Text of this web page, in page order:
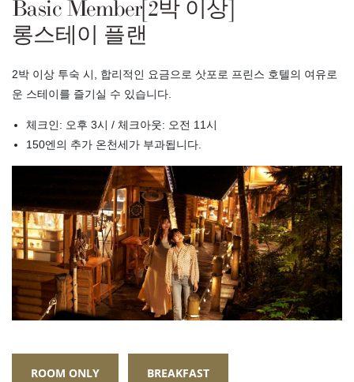
Basic Member[2박 이상]
롱스테이 플랜
2박 이상 투숙 시, 합리적인 요금으로 삿포로 프린스 호텔의 여유로
운 스테이를 즐기실 수 있습니다.
체크인: 오후 3시 / 체크아웃: 오전 11시
150엔의 추가 온천세가 부과됩니다.
ROOM ONLY BREAKFAST